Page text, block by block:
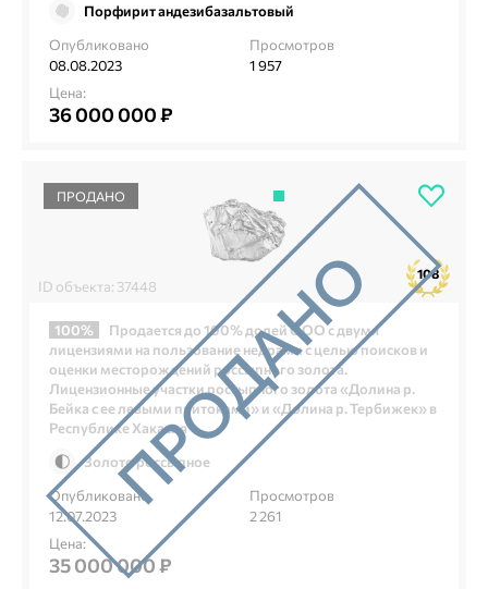
Порфирит андезибазальтовый
Опубликовано
08.08.2023
Просмотров
1 957
Цена:
36 000 000 ₽
ПРОДАНО
ID объекта: 37448
108
100%
Продается до 100% долей ООО с двумя
лицензиями на пользование недрами с целью поисков и
оценки месторождений россыпного золота.
Лицензионные участки россыпного золота «Долина р.
Бейка с ее левыми притоками» и «Долина р. Тербижек» в
Республике Хакасия
Золото россыпное
Опубликовано
12.07.2023
Просмотров
2 261
Цена:
35 000 000 ₽